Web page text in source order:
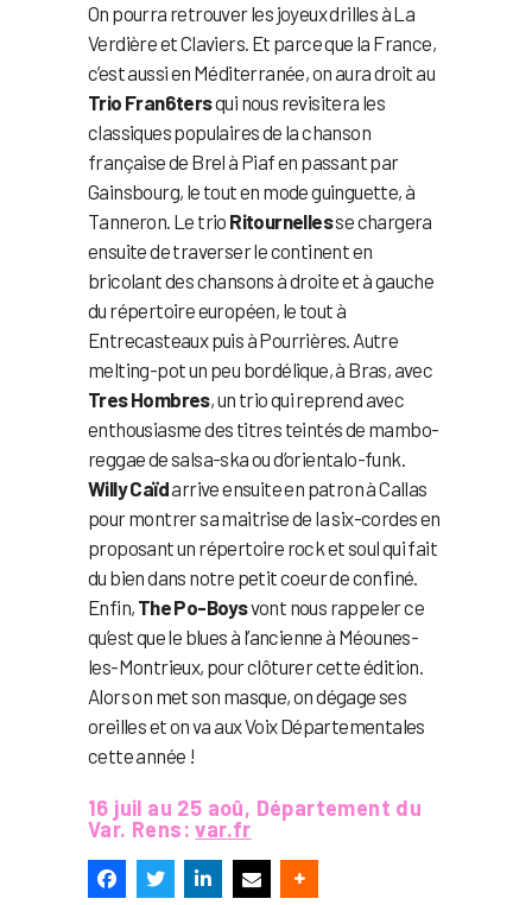
On pourra retrouver les joyeux drilles à La
Verdière et Claviers. Et parce que la France,
c’est aussi en Méditerranée, on aura droit au
Trio Fran6tersqui nous revisitera les
classiques populaires de la chanson
française de Brel à Piaf en passant par
Gainsbourg, le tout en mode guinguette, à
Tanneron. Le trio Ritournellesse chargera
ensuite de traverser le continent en
bricolant des chansons à droite et à gauche
du répertoire européen, le tout à
Entrecasteaux puis à Pourrières. Autre
melting-pot un peu bordélique, à Bras, avec
Tres Hombres, un trio qui reprend avec
enthousiasme des titres teintés de mambo-
reggae de salsa-ska ou d’orientalo-funk.
Willy Caïdarrive ensuite en patron à Callas
pour montrer sa maitrise de la six-cordes en
proposant un répertoire rock et soul qui fait
du bien dans notre petit coeur de confiné.
Enfin, The Po-Boysvont nous rappeler ce
qu’est que le blues à l’ancienne à Méounes-
les-Montrieux, pour clôturer cette édition.
Alors on met son masque, on dégage ses
oreilles et on va aux Voix Départementales
cette année !
16 juil au 25 aoû, Département du
Var. Rens:var.fr